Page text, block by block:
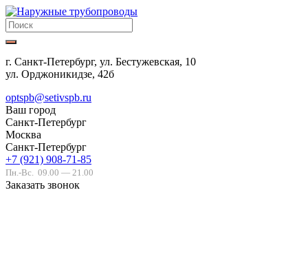
г. Санкт-Петербург, ул. Бестужевская, 10
ул. Орджоникидзе, 42б
optspb@setivspb.ru
Ваш город
Санкт-Петербург
Москва
Санкт-Петербург
+7 (921) 908-71-85
Пн.-Вс. 09.00 — 21.00
Заказать звонок